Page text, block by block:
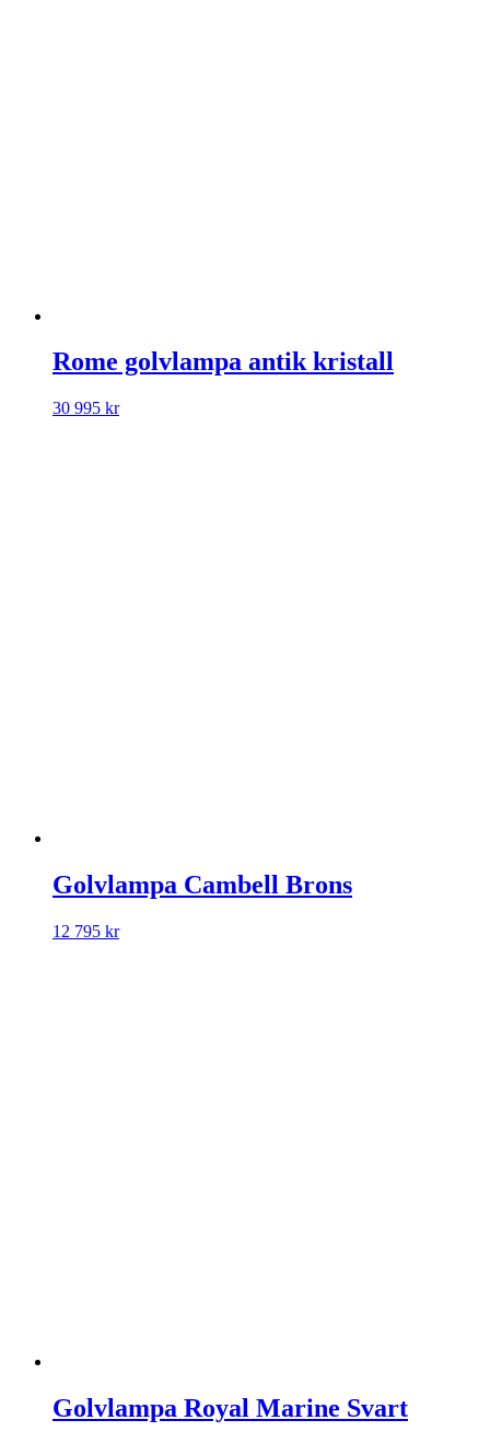
Rome golvlampa antik kristall
30 995 kr
Golvlampa Cambell Brons
12 795 kr
Golvlampa Royal Marine Svart